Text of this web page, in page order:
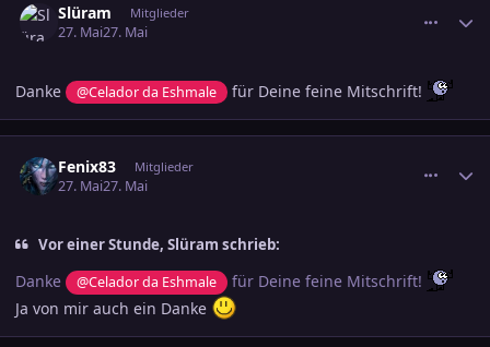
Slüram Mitglieder
27. Mai27. Mai
Danke @Celador da Eshmale für Deine feine Mitschrift!
Fenix83 Mitglieder
27. Mai27. Mai
Vor einer Stunde, Slüram schrieb:
Danke @Celador da Eshmale
für Deine feine Mitschrift!
Ja von mir auch ein Danke